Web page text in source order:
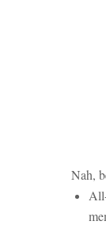
Nah,